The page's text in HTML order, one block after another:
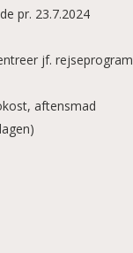
pr. 23.7.2024
jf. rejseprogram
aftensmad